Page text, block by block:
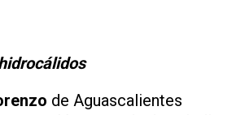
de Aguascalientes